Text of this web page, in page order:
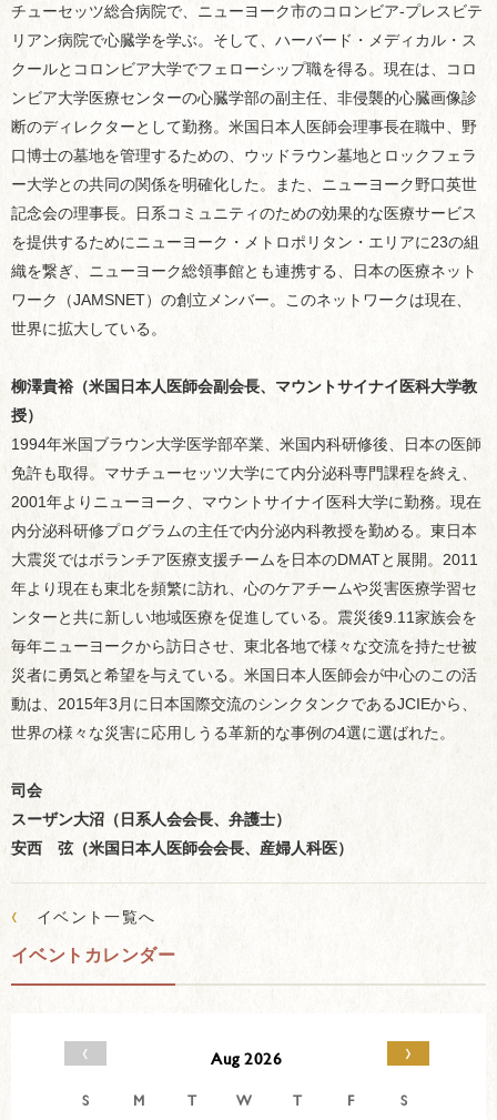
チューセッツ総合病院で、ニューヨーク市のコロンビア-プレスビテ
リアン病院で心臓学を学ぶ。そして、ハーバード・メディカル・ス
クールとコロンビア大学でフェローシップ職を得る。現在は、コロ
ンビア大学医療センターの心臓学部の副主任、非侵襲的心臓画像診
断のディレクターとして勤務。米国日本人医師会理事長在職中、野
口博士の墓地を管理するための、ウッドラウン墓地とロックフェラ
ー大学との共同の関係を明確化した。また、ニューヨーク野口英世
記念会の理事長。日系コミュニティのための効果的な医療サービス
を提供するためにニューヨーク・メトロポリタン・エリアに23の組
織を繋ぎ、ニューヨーク総領事館とも連携する、日本の医療ネット
ワーク（JAMSNET）の創立メンバー。このネットワークは現在、
世界に拡大している。
柳澤貴裕（米国日本人医師会副会長、マウントサイナイ医科大学教
授）
1994年米国ブラウン大学医学部卒業、米国内科研修後、日本の医師
免許も取得。マサチューセッツ大学にて内分泌科専門課程を終え、
2001年よりニューヨーク、マウントサイナイ医科大学に勤務。現在
内分泌科研修プログラムの主任で内分泌内科教授を勤める。東日本
大震災ではボランチア医療支援チームを日本のDMATと展開。2011
年より現在も東北を頻繁に訪れ、心のケアチームや災害医療学習セ
ンターと共に新しい地域医療を促進している。震災後9.11家族会を
毎年ニューヨークから訪日させ、東北各地で様々な交流を持たせ被
災者に勇気と希望を与えている。米国日本人医師会が中心のこの活
動は、2015年3月に日本国際交流のシンクタンクであるJCIEから、
世界の様々な災害に応用しうる革新的な事例の4選に選ばれた。
司会
スーザン大沼（日系人会会長、弁護士）
安西 弦（米国日本人医師会会長、産婦人科医）
‹ イベント一覧へ
イベントカレンダー
‹ Aug 2026 ›
S M T W T F S